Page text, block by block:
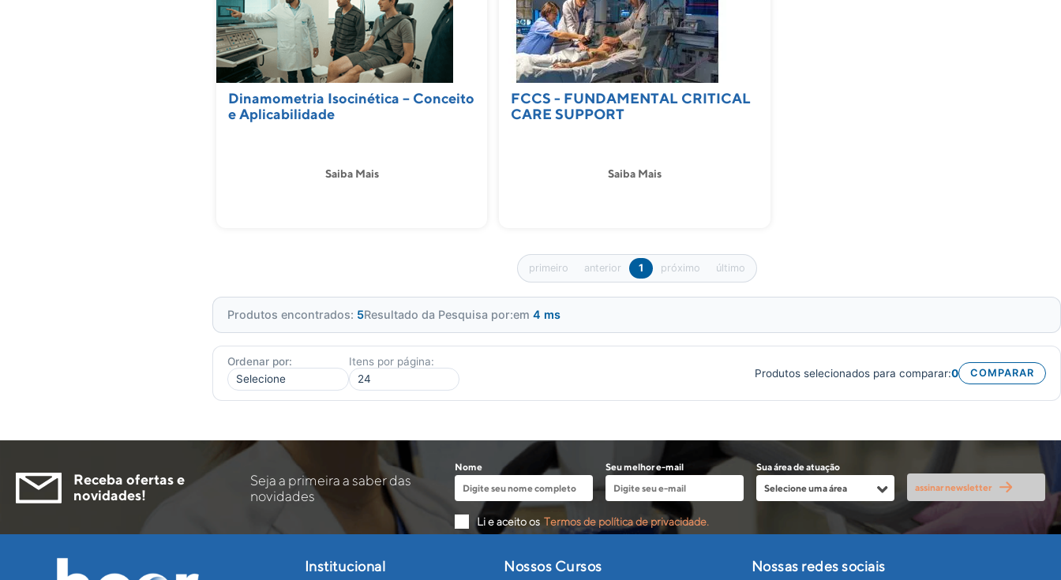
Dinamometria Isocinética – Conceito
e Aplicabilidade
Saiba Mais
FCCS - FUNDAMENTAL CRITICAL
CARE SUPPORT
Saiba Mais
primeiro anterior 1 próximo último
Produtos encontrados: 5Resultado da Pesquisa por:em 4 ms
Ordenar por:
Itens por página:
Produtos selecionados para comparar:0 COMPARAR
Receba ofertas e
novidades!
Seja a primeira a saber das
novidades
Nome Seu melhor e-mail
Sua área de atuação
assinar newsletter
Li e aceito os Termos de política de privacidade.
Institucional Nossos Cursos Nossas redes sociais